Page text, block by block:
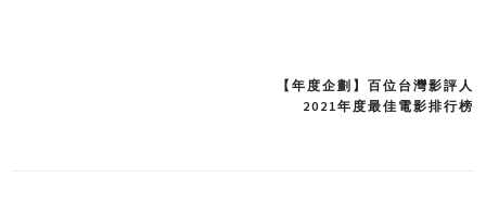
【年度企劃】百位台灣影評人
2021年度最佳電影排行榜